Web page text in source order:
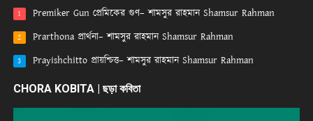
1 Premiker Gun প্রেমিকের গুণ– শামসুর রাহমান Shamsur Rahman
2 Prarthona প্রার্থনা– শামসুর রাহমান Shamsur Rahman
3 Prayishchitto প্রায়শ্চিত্ত– শামসুর রাহমান Shamsur Rahman
CHORA KOBITA | ছড়া কবিতা